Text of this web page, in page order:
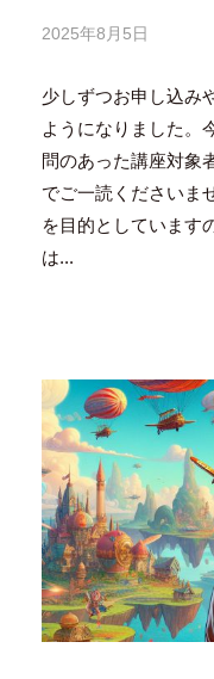
2025年8月5日
吉
田
豪
少しずつお申し込み
ようになりました。
問のあった講座対象
でご一読くださいま
を目的としています
は...